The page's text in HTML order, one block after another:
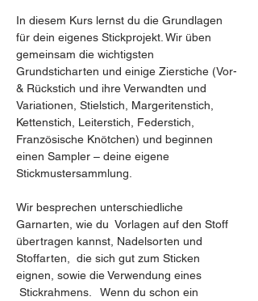
In diesem Kurs lernst du die Grundlagen
für dein eigenes Stickprojekt. Wir üben
gemeinsam die wichtigsten
Grundsticharten und einige Zierstiche (Vor-
& Rückstich und ihre Verwandten und
Variationen, Stielstich, Margeritenstich,
Kettenstich, Leiterstich, Federstich,
Französische Knötchen) und beginnen
einen Sampler – deine eigene
Stickmustersammlung.
Wir besprechen unterschiedliche
Garnarten, wie du  Vorlagen auf den Stoff
übertragen kannst, Nadelsorten und
Stoffarten,  die sich gut zum Sticken
eignen, sowie die Verwendung eines
Stickrahmens.   Wenn du schon ein